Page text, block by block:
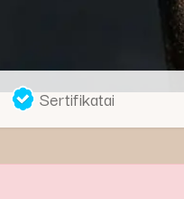
Sertifikatai